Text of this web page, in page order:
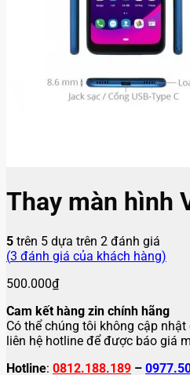
Thay màn hình
5 trên 5 dựa trên 2 đánh giá
(3 đánh giá của khách hàng)
500.000₫
Cam kết hàng zin chính hãng
Có thể chúng tôi không cập
liên hệ hotline để được báo giá
Hotline: 0812.188.189 –